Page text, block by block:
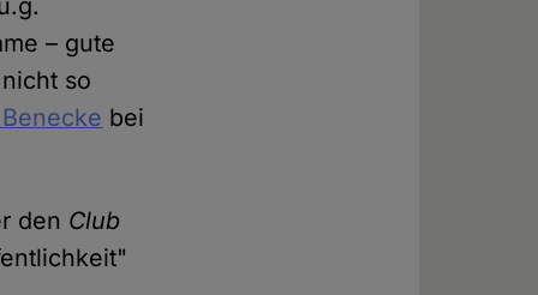
– gute
so
bei
den Club